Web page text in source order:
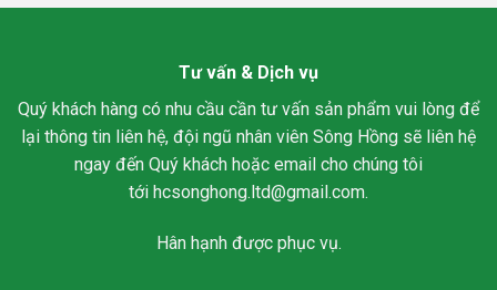
Tư vấn & Dịch vụ
Quý khách hàng có nhu cầu cần tư vấn sản phẩm vui lòng để
lại thông tin liên hệ, đội ngũ nhân viên Sông Hồng sẽ liên hệ
ngay đến Quý khách hoặc email cho chúng tôi
tới hcsonghong.ltd@gmail.com.
Hân hạnh được phục vụ.